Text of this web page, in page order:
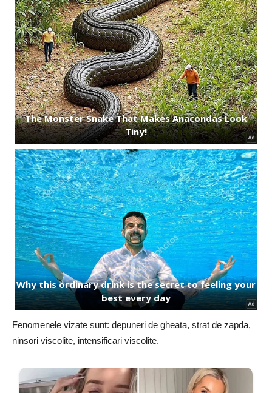
Fenomenele vizate sunt: depuneri de gheata, strat de zapda,
ninsori viscolite, intensificari viscolite.